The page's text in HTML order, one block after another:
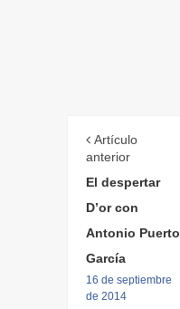
Artículo
anterior
El despertar
D’or con
Antonio Puerto
García
16 de septiembre
de 2014